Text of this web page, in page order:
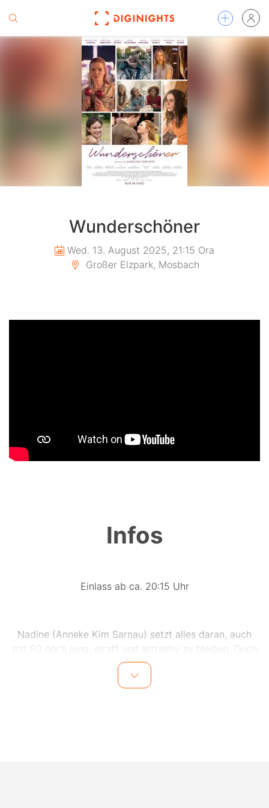
Wunderschöner
Wed. 13. August 2025, 21:15 Ora
Großer Elzpark, Mosbach
Infos
Einlass ab ca. 20:15 Uhr
Nadine (Anneke Kim Sarnau) setzt alles daran, auch
mit 50 noch jung, straff und attraktiv zu bleiben. Doch
als ihr Mann Philipp (Godehard Giese) sich einer
Prostituierten zuwendet, stürzt sie in eine tiefe
Lebenskrise. Was hat die andere, was sie nicht hat?